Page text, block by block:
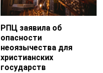
РПЦ заявила об
опасности
неоязычества для
христианских
государств